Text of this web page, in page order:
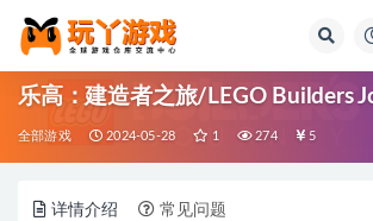
乐高：建造者之旅/LEGO Builders
全部游戏 2024-05-28 1 274 5
详情介绍 常见问题